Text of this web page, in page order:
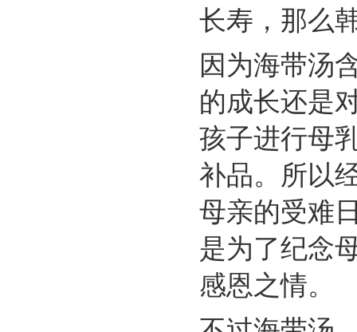
长寿，那么
因为海带汤
的成长还是
孩子进行母
补品。所以
母亲的受难
是为了纪念
感恩之情。